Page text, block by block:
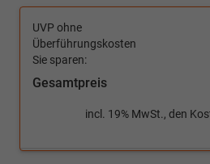
UVP ohne
Überführungskosten
Sie sparen:
Gesamtpreis
incl. 19% MwSt., den